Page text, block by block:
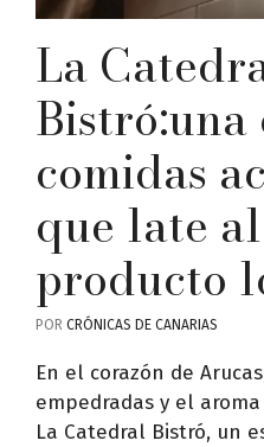
La
Bistró:una
comidas
que late
producto
POR CRÓNICAS DE CANARIAS
En el corazón de
empedradas y el
La Catedral Bistró, un